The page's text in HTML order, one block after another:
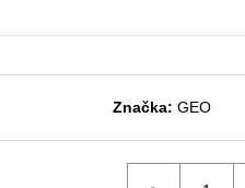
Značka: GEO
EASY 1